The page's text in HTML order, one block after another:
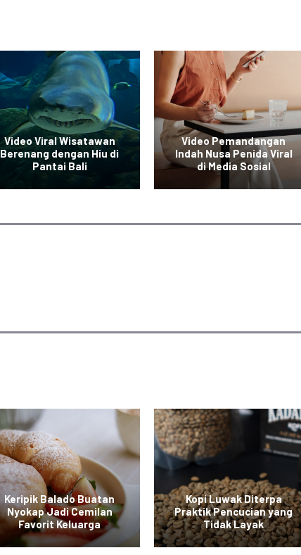
Video Viral Wisatawan
Berenang dengan Hiu di
Pantai Bali
Video Pemandangan
Indah Nusa Penida Viral
di Media Sosial
Keripik Balado Buatan
Nyokap Jadi Cemilan
Favorit Keluarga
Kopi Luwak Diterpa
Praktik Pencucian yang
Tidak Layak